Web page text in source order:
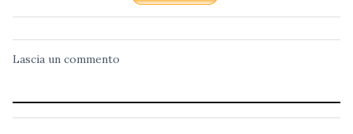
Lascia un commento